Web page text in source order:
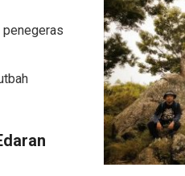
penegeras